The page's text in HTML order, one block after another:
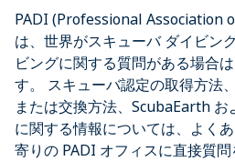
PADI (Professional
は、世界がスキューバ ダイビン
ビングに関する質問がある場合
す。 スキューバ認定の取得方法
または交換方法、ScubaEarth
に関する情報については、よく
寄りの PADI オフィスに直接質問